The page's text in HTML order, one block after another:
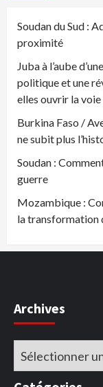
Soudan du Sud :
proximité
Juba à l’aube
politique et une
elles ouvrir la voie
Burkina Faso /
ne subit plus
Soudan :
guerre
Mozambique :
la transformation
Archives
Archives